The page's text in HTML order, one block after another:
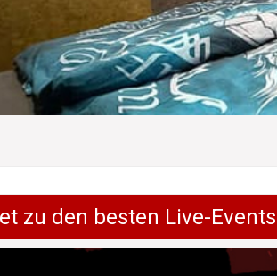
zu den besten Live-Events